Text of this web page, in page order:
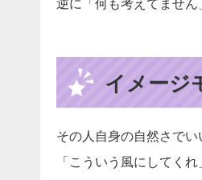
逆に「何も考えてません
イメージ
その人自身の自然さで
「こういう風にしてく